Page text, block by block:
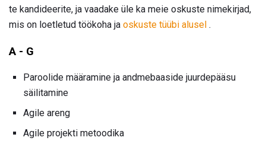
te kandideerite, ja vaadake üle ka meie oskuste nimekirjad,
mis on loetletud töökoha ja oskuste tüübi alusel .
A - G
Paroolide määramine ja andmebaaside juurdepääsu
säilitamine
Agile areng
Agile projekti metoodika